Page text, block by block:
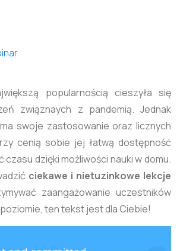
popularnością cieszyła się
związnaych z pandemią. Jednak
swoje zastosowanie oraz licznych
cenią sobie jej łatwą dostępność
dzięki możliwości nauki w domu.
ciekawe i nietuzinkowe lekcje
zaangażowanie uczestników
ten tekst jest dla Ciebie!